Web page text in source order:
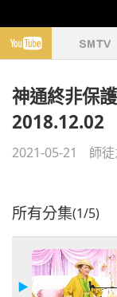
神通終非保
2018.12.02
2021-05-21 師
所有分集(1/5)